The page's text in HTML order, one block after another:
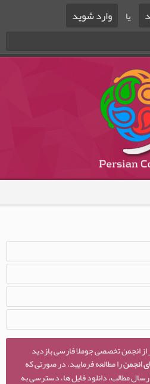
یا وارد شوید
از انجمن تخصصی جوملا فارسی بازدید
انجمنرا مطالعه فرمایید. در صورتی که
مطالب، دانلود فایل ها، دسترسی به